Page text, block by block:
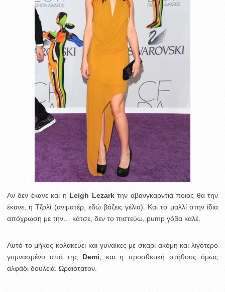
Aν δεν έκανε και η Leigh Lezarkτην αβανγκαρντιά ποιος θα την
έκανε, η Τζολί (ανιματέρ, εδώ βάζεις γέλια). Και το μαλλί στην ίδια
απόχρωση με την… κάτσε, δεν το πιστεύω, pump γόβα καλέ.
Αυτό το μήκος κολακεύει και γυναίκες με σκαρί ακόμη και λιγότερο
γυμνασμένο από της Demi , και η προσθετική στήθους όμως
αλφάδι δουλειά. Ωραιότατον.